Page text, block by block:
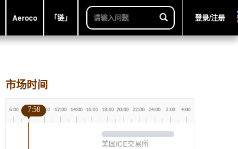
Aeroco 「链」 登录/注册
市场时间
美国ICE交易所
7:58